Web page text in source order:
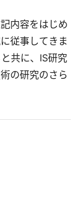
内容をはじめ
従事してきま
共に、IS研究
の研究のさら